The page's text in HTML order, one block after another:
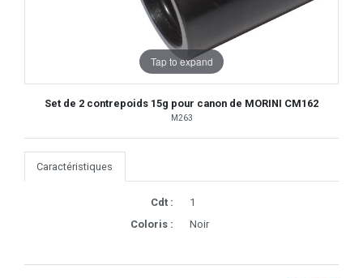
Tap to expand
Set de 2 contrepoids 15g pour canon de MORINI CM162
M263
Caractéristiques
Cdt :
1
Coloris :
Noir